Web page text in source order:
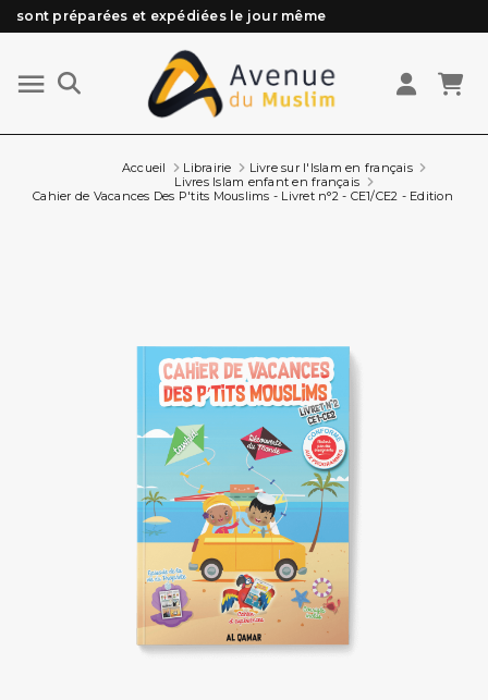
sont préparées et expédiées le jour même
Livraison offerte à partir de 89€ d'achat*
Les Commandes passées avant 15h (lun au Vend)
Accueil Librairie
Livre sur l'Islam en français
Livres Islam enfant en français
Cahier de Vacances Des P'tits Mouslims - Livret n°2 - CE1/CE2 - Edition Al